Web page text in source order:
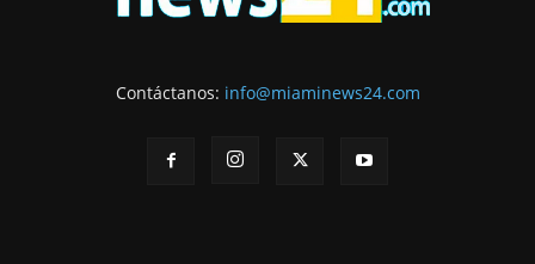
Contáctanos: info@miaminews24.com